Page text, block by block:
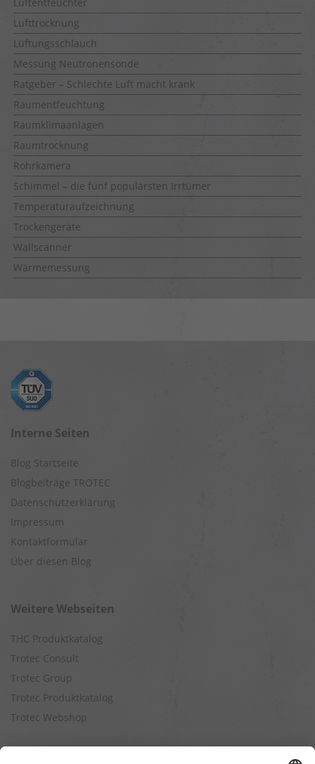
Lufttrocknung
Lüftungsschlauch
Messung Neutronensonde
Ratgeber – Schlechte Luft macht krank
Raumentfeuchtung
Raumklimaanlagen
Raumtrocknung
Rohrkamera
Schimmel – die fünf populärsten Irrtümer
Temperaturaufzeichnung
Trockengeräte
Wallscanner
Wärmemessung
Interne Seiten
Blog Startseite
Blogbeiträge TROTEC
Datenschutzerklärung
Impressum
Kontaktformular
Über diesen Blog
Weitere Webseiten
THC Produktkatalog
Trotec Consult
Trotec Group
Trotec Produktkatalog
Trotec Webshop